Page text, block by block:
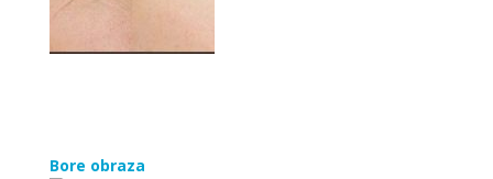
Bore obraza